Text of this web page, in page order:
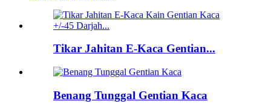
Tikar Jahitan E-Kaca Gentian...
Benang Tunggal Gentian Kaca